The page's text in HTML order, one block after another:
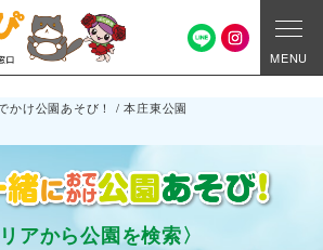
MENU
かけ公園あそび！ /本庄東公園
リアから公園を検索〉